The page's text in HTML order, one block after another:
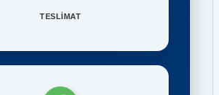
TESLİMAT